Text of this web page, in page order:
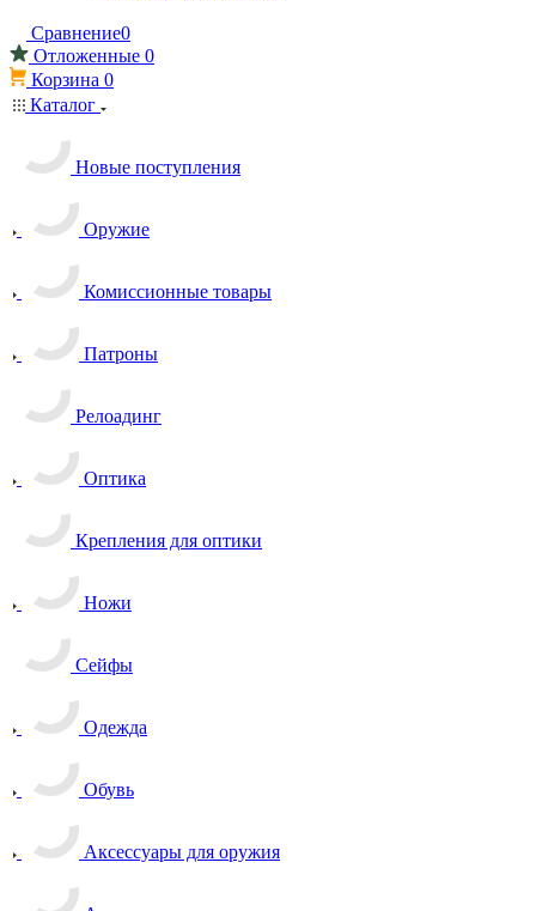
Сравнение0
Отложенные 0
Корзина 0
Каталог
Новые поступления
Оружие
Комиссионные товары
Патроны
Релоадинг
Оптика
Крепления для оптики
Ножи
Сейфы
Одежда
Обувь
Аксессуары для оружия